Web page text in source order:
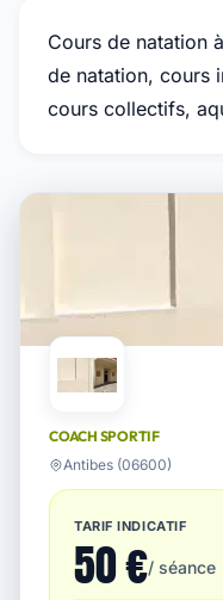
Cours de natation
de natation, cours
cours collectifs,
COACH SPORTIF
Antibes (06600)
TARIF INDICATIF
50 €/ séance